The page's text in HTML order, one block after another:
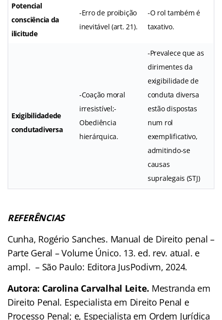
Potencial
consciência da
ilicitude
-Erro de proibição
inevitável (art. 21).
-O rol também é
taxativo.
Exigibilidadede
condutadiversa
-Coação moral
irresistível;-
Obediência
hierárquica.
-Prevalece que as
dirimentes da
exigibilidade de
conduta diversa
estão dispostas
num rol
exemplificativo,
admitindo-se
causas
supralegais (STJ)
REFERÊNCIAS
Cunha, Rogério Sanches. Manual de Direito penal –
Parte Geral – Volume Único. 13. ed. rev. atual. e
ampl. – São Paulo: Editora JusPodivm, 2024.
Autora: Carolina Carvalhal Leite. Mestranda em
Direito Penal. Especialista em Direito Penal e
Processo Penal; e, Especialista em Ordem Jurídica